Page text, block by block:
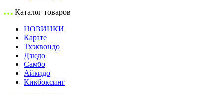
Каталог товаров
НОВИНКИ
Карате
Тхэквондо
Дзюдо
Самбо
Айкидо
Кикбоксинг